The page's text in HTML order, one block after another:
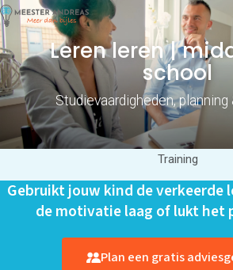
Leren leren |
school
Studievaardigheden,
Training
Gebruikt jouw kind de verkeerde
de motivatie laag of lukt het
Plan een gratis